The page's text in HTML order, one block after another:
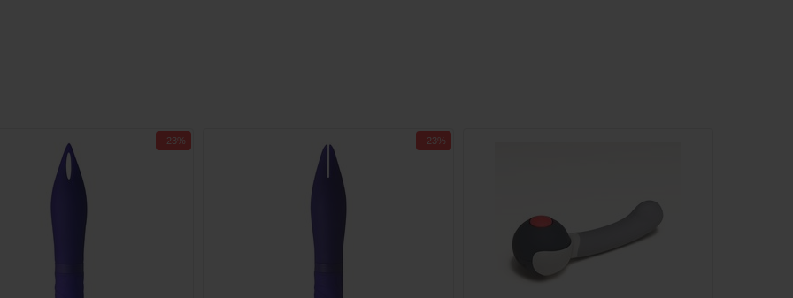
−23% −23%